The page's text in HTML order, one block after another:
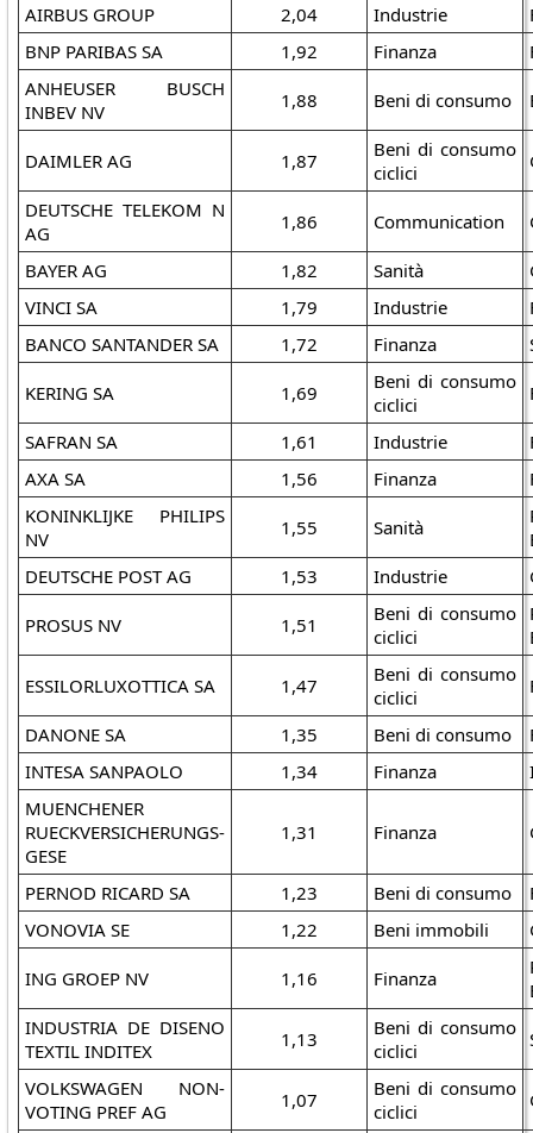
AIRBUS GROUP
2,04 Industrie
BNP PARIBAS SA
1,92 Finanza
ANHEUSER BUSCH
INBEV NV
1,88 Beni di consumo
DAIMLER AG 1,87
Beni di consumo
ciclici
DEUTSCHE TELEKOM N
AG
1,86 Communication
BAYER AG 1,82 Sanità
VINCI SA
1,79 Industrie
BANCO SANTANDER SA
1,72 Finanza
KERING SA 1,69
Beni di consumo
ciclici
SAFRAN SA 1,61 Industrie
AXA SA
1,56 Finanza
KONINKLIJKE PHILIPS
NV
1,55 Sanità
DEUTSCHE POST AG
1,53 Industrie
PROSUS NV 1,51
Beni di consumo
ciclici
ESSILORLUXOTTICA SA 1,47
Beni di consumo
ciclici
DANONE SA 1,35 Beni di consumo
INTESA SANPAOLO
1,34 Finanza
MUENCHENER
RUECKVERSICHERUNGS-
GESE
1,31 Finanza
PERNOD RICARD SA 1,23 Beni di consumo
VONOVIA SE
1,22 Beni immobili
ING GROEP NV 1,16 Finanza
INDUSTRIA DE DISENO
TEXTIL INDITEX
1,13
Beni di consumo
ciclici
VOLKSWAGEN NON-
VOTING PREF AG
1,07
Beni di consumo
ciclici